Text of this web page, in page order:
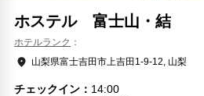
ホステル 富士山・結
ホテルランク
山梨県富士吉田市上吉田1-9-12, 山梨
チェックイン
14:00